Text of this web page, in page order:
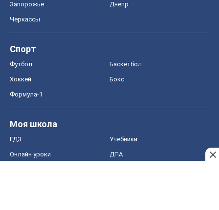
Запорожье Днепр
Черкассы
Спорт
Футбол Баскетбол
Хоккей Бокс
Формула-1
Моя школа
ГДЗ Учебники
Онлайн уроки ДПА